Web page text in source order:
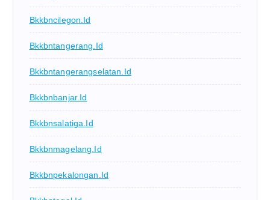
Bkkbncilegon.id
Bkkbntangerang.id
Bkkbntangerangselatan.id
Bkkbnbanjar.id
Bkkbnsalatiga.id
Bkkbnmagelang.id
Bkkbnpekalongan.id